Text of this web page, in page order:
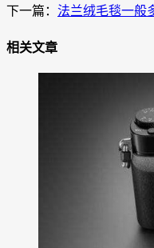
下一篇： 法兰绒毛毯一般
相关文章